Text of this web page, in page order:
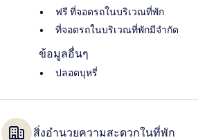
ฟรี ที่จอดรถในบริเวณที่พัก
ที่จอดรถในบริเวณที่พักมีจำกัด
ข้อมูลอื่นๆ
ปลอดบุหรี่
สิ่งอำนวยความสะดวกในที่พัก